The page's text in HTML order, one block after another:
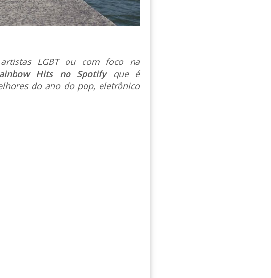
LGBT ou com foco na
Hits no Spotify que é
do ano do pop, eletrônico